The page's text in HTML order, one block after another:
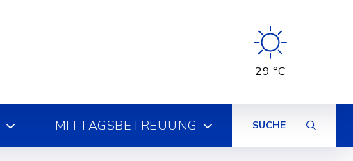
29 °C
MITTAGSBETREUUNG SUCHE